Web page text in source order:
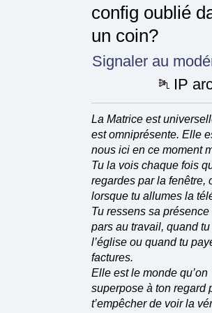
config oublié
un coin?
Signaler au
IP
La Matrice est
est omniprésente. Elle
nous ici en ce moment
Tu la vois chaque fois
regardes par la fenêtre,
lorsque tu allumes la
Tu ressens sa
pars au travail, quand
l’église ou quand tu
factures.
Elle est le monde qu’on
superpose à ton regard
t’empêcher de voir la